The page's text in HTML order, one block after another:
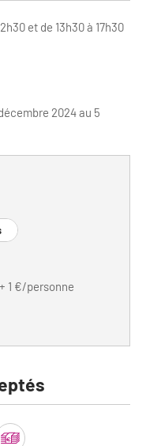
et de 13h30 à 17h30
2024 au 5
1 €/personne